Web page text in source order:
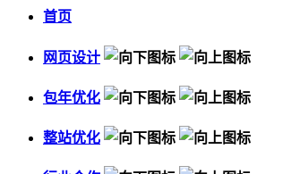
首页
网页设计
包年优化
整站优化